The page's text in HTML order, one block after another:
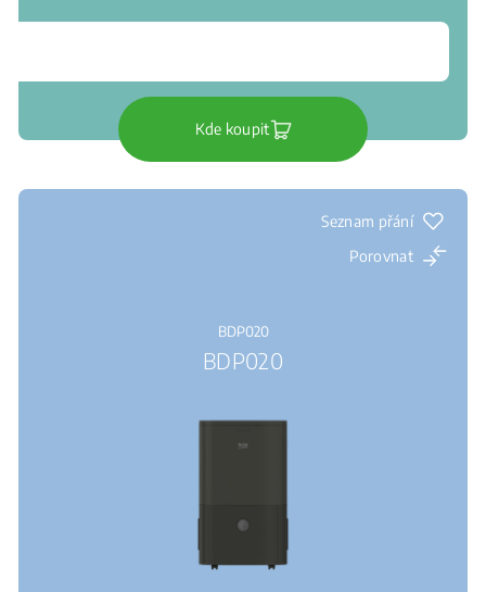
Kde koupit
Seznam přání
Porovnat
BDP020
BDP020